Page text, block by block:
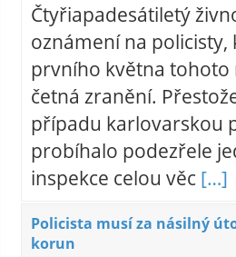
Čtyřiapadesátiletý
oznámení na
prvního května tohoto
četná zranění.
případu karlovarskou
probíhalo podezřele
inspekce celou věc […]
Policista musí za násilný
korun